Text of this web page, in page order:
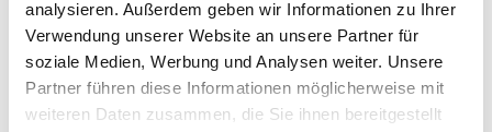
analysieren. Außerdem geben wir Informationen zu Ihrer
Verwendung unserer Website an unsere Partner für
soziale Medien, Werbung und Analysen weiter. Unsere
Partner führen diese Informationen möglicherweise mit
weiteren Daten zusammen, die Sie ihnen bereitgestellt
PASSENDES